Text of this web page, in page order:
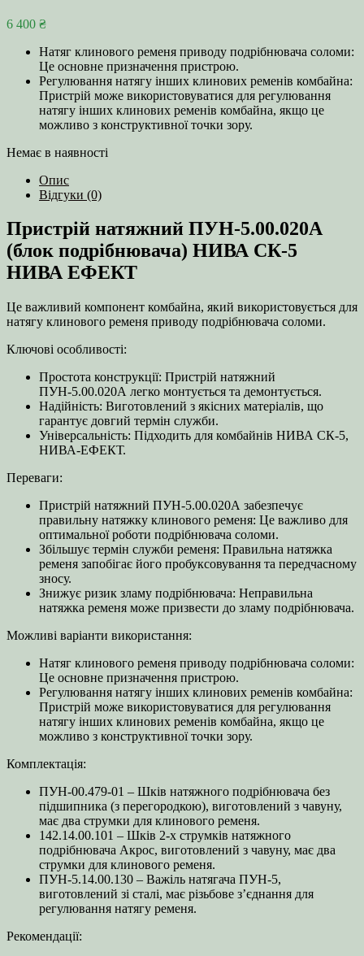
6 400 ₴
Натяг клинового ременя приводу подрібнювача соломи:
Це основне призначення пристрою.
Регулювання натягу інших клинових ременів комбайна:
Пристрій може використовуватися для регулювання
натягу інших клинових ременів комбайна, якщо це
можливо з конструктивної точки зору.
Немає в наявності
Опис
Відгуки (0)
Пристрій натяжний ПУН-5.00.020А
(блок подрібнювача) НИВА СК-5
НИВА ЕФЕКТ
Це важливий компонент комбайна, який використовується для
натягу клинового ременя приводу подрібнювача соломи.
Ключові особливості:
Простота конструкції: Пристрій натяжний
ПУН-5.00.020А легко монтується та демонтується.
Надійність: Виготовлений з якісних матеріалів, що
гарантує довгий термін служби.
Універсальність: Підходить для комбайнів НИВА СК-5,
НИВА-ЕФЕКТ.
Переваги:
Пристрій натяжний ПУН-5.00.020А забезпечує
правильну натяжку клинового ременя: Це важливо для
оптимальної роботи подрібнювача соломи.
Збільшує термін служби ременя: Правильна натяжка
ременя запобігає його пробуксовування та передчасному
зносу.
Знижує ризик зламу подрібнювача: Неправильна
натяжка ременя може призвести до зламу подрібнювача.
Можливі варіанти використання:
Натяг клинового ременя приводу подрібнювача соломи:
Це основне призначення пристрою.
Регулювання натягу інших клинових ременів комбайна:
Пристрій може використовуватися для регулювання
натягу інших клинових ременів комбайна, якщо це
можливо з конструктивної точки зору.
Комплектація:
ПУН-00.479-01 – Шків натяжного подрібнювача без
підшипника (з перегородкою), виготовлений з чавуну,
має два струмки для клинового ременя.
142.14.00.101 – Шків 2-х струмків натяжного
подрібнювача Акрос, виготовлений з чавуну, має два
струмки для клинового ременя.
ПУН-5.14.00.130 – Важіль натягача ПУН-5,
виготовлений зі сталі, має різьбове з’єднання для
регулювання натягу ременя.
Рекомендації: